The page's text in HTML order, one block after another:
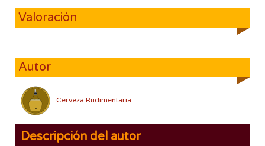
Valoración
Autor
Cerveza Rudimentaria
Descripción del autor